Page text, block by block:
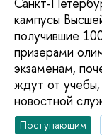
кампусы
получившие
призерами
экзаменам,
ждут от учебы,
новостной
Поступающим